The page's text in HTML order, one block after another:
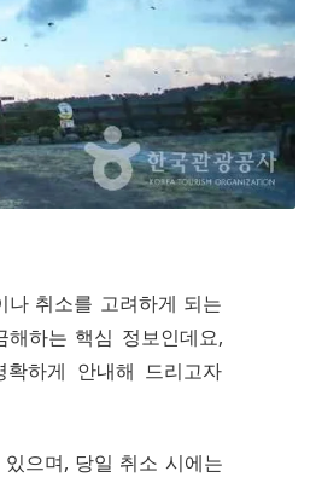
취소를 고려하게 되는
해하는 핵심 정보인데요,
하게 안내해 드리고자
으며, 당일 취소 시에는